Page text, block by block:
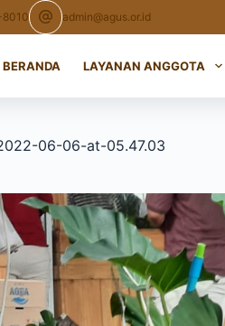
admin@agus.or.id
BERANDA LAYANAN ANGGOTA
06-06-at-05.47.03